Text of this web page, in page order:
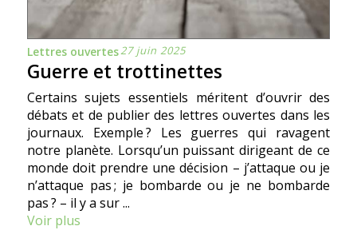
Lettres ouvertes27 juin 2025
Guerre et trottinettes
Certains sujets essentiels méritent d’ouvrir des
débats et de publier des lettres ouvertes dans les
journaux. Exemple ? Les guerres qui ravagent
notre planète. Lorsqu’un puissant dirigeant de ce
monde doit prendre une décision – j’attaque ou je
n’attaque pas ; je bombarde ou je ne bombarde
pas ? – il y a sur ...
Voir plus